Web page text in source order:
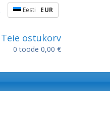
Eesti EUR
Teie ostukorv
0 toode 0,00 €